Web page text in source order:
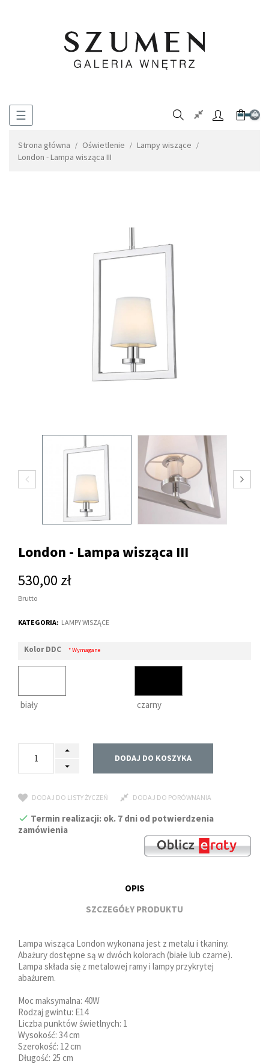
Toggle
☰ 0
Strona główna Oświetlenie
Lampy wiszące
London - Lampa wisząca III
London - Lampa wisząca III
530,00 zł
Brutto
KATEGORIA: LAMPY WISZĄCE
Kolor DDC * Wymagane
biały czarny
DODAJ DO KOSZYKA
DODAJ DO LISTY ŻYCZEŃ DODAJ DO PORÓWNANIA
Termin realizacji: ok. 7 dni od potwierdzenia
zamówienia
OPIS
SZCZEGÓŁY PRODUKTU
Lampa wisząca London wykonana jest z metalu i tkaniny.
Abażury dostępne są w dwóch kolorach (białe lub czarne).
Lampa składa się z metalowej ramy i lampy przykrytej
abażurem.
Moc maksymalna: 40W
Rodzaj gwintu: E14
Liczba punktów świetlnych: 1
Wysokość: 34 cm
Szerokość: 12 cm
Długość: 25 cm